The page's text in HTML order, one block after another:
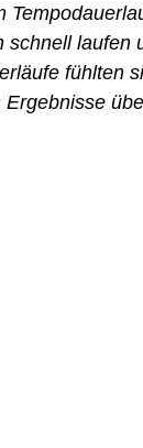
laufen
fühlten